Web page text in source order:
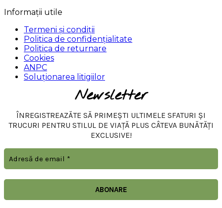
Informații utile
Termeni și condiții
Politica de confidențialitate
Politica de returnare
Cookies
ANPC
Soluționarea litigiilor
Newsletter
ÎNREGISTREAZĂTE SĂ PRIMEȘTI ULTIMELE SFATURI ȘI
TRUCURI PENTRU STILUL DE VIAȚĂ PLUS CÂTEVA BUNĂTĂȚI
EXCLUSIVE!